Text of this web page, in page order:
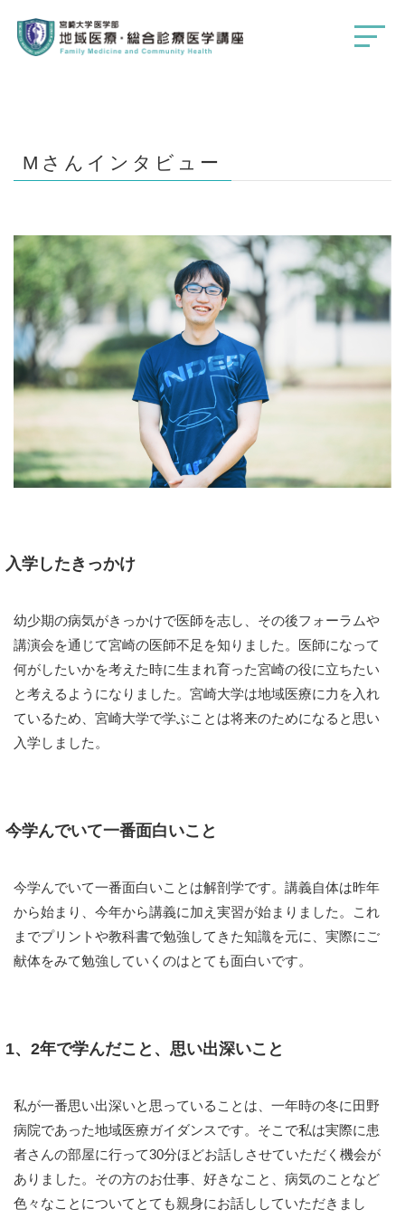
Mさんインタビュー
入学したきっかけ
幼少期の病気がきっかけで医師を志し、その後フォーラムや
講演会を通じて宮崎の医師不足を知りました。医師になって
何がしたいかを考えた時に生まれ育った宮崎の役に立ちたい
と考えるようになりました。宮崎大学は地域医療に力を入れ
ているため、宮崎大学で学ぶことは将来のためになると思い
入学しました。
今学んでいて一番面白いこと
今学んでいて一番面白いことは解剖学です。講義自体は昨年
から始まり、今年から講義に加え実習が始まりました。これ
までプリントや教科書で勉強してきた知識を元に、実際にご
献体をみて勉強していくのはとても面白いです。
1、2年で学んだこと、思い出深いこと
私が一番思い出深いと思っていることは、一年時の冬に田野
病院であった地域医療ガイダンスです。そこで私は実際に患
者さんの部屋に行って30分ほどお話しさせていただく機会が
ありました。その方のお仕事、好きなこと、病気のことなど
色々なことについてとても親身にお話ししていただきまし